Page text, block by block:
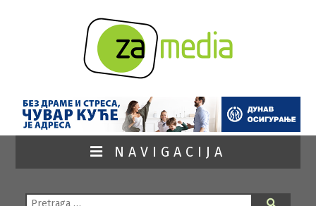
NAVIGACIJA
Pretraga: